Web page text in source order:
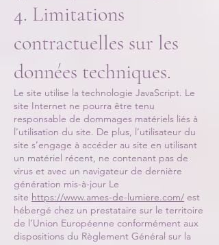
4. Limitations
contractuelles sur les
données techniques.
Le site utilise la technologie JavaScript. Le
site Internet ne pourra être tenu
responsable de dommages matériels liés à
l’utilisation du site. De plus, l’utilisateur du
site s’engage à accéder au site en utilisant
un matériel récent, ne contenant pas de
virus et avec un navigateur de dernière
génération mis-à-jour Le
site https://www.ames-de-lumiere.com/ est
hébergé chez un prestataire sur le territoire
de l’Union Européenne conformément aux
dispositions du Règlement Général sur la